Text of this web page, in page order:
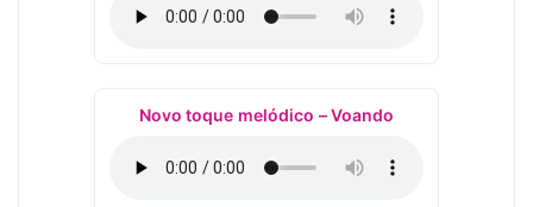
Novo toque melódico – Voando